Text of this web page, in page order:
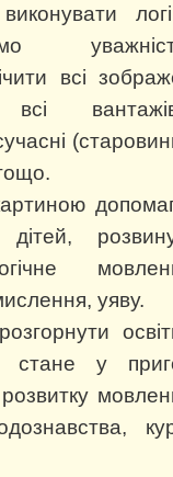
всі
дітей,
уяву.
стане у